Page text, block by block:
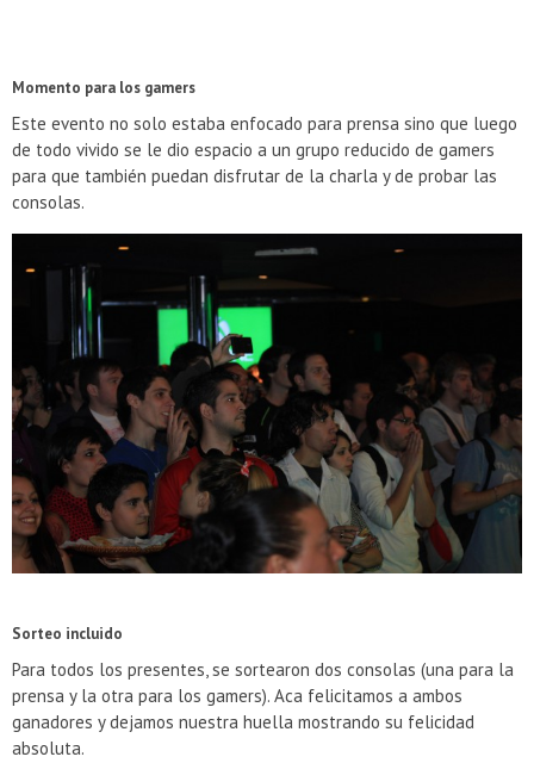
Momento para los gamers
Este evento no solo estaba enfocado para prensa sino que luego
de todo vivido se le dio espacio a un grupo reducido de gamers
para que también puedan disfrutar de la charla y de probar las
consolas.
Sorteo incluido
Para todos los presentes, se sortearon dos consolas (una para la
prensa y la otra para los gamers). Aca felicitamos a ambos
ganadores y dejamos nuestra huella mostrando su felicidad
absoluta.